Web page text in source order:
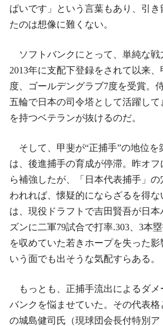
ぱいです」という言葉もあり、引
たのは想像に難くない。
ソフトバンクにとって、単純な戦
2013年に支配下登録をされて以来
度、ゴールデングラブ7度を受賞。
五輪で日本の司令塔として活躍し
を持つベテランが抜けるのだ。
そして、甲斐が“正捕手”の地位を
は、後進捕手の育成が停滞。昨オ
ら補強したが、「日本代表捕手」
われれば、懐疑的にならざるを得
は、現役ドラフトで吉田賢吾が日
ズンに二軍79試合で打率.303、3本
を収めていた若きホープを失った
いう面でも出そうな気配すらある。
もっとも、正捕手流出によるダメ
バンクを悩ませていた。その代表格
の城島健司氏（現球団会長付特別ア